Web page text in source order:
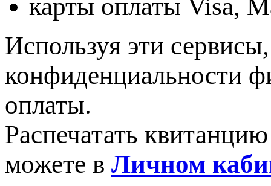
карты оплаты Visa,
Используя эти
конфиденциальности
оплаты.
Распечатать
можете в Личном